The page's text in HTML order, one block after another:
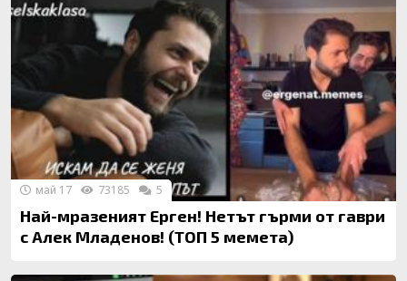
Най-мразеният Ерген! Нетът гърми от гаври
с Алек Младенов! (ТОП 5 мемета)
май 17 73185 5